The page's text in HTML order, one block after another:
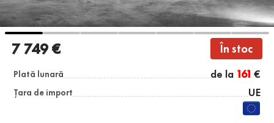
7 749 € În stoc
Plată lunară de la 161 €
Țara de import UE